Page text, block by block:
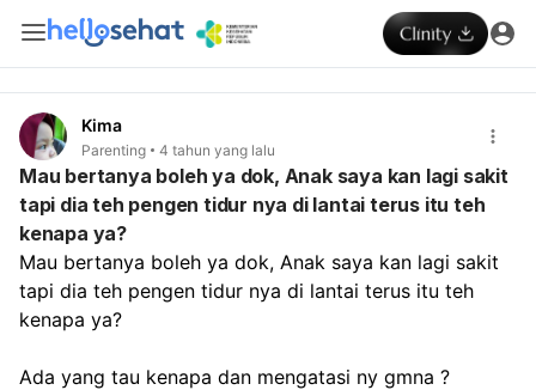
Kima
Parenting 4 tahun yang lalu
Mau bertanya boleh ya dok, Anak saya kan lagi sakit
tapi dia teh pengen tidur nya di lantai terus itu teh
kenapa ya?
Mau bertanya boleh ya dok, Anak saya kan lagi sakit
tapi dia teh pengen tidur nya di lantai terus itu teh
kenapa ya?
Ada yang tau kenapa dan mengatasi ny gmna ?